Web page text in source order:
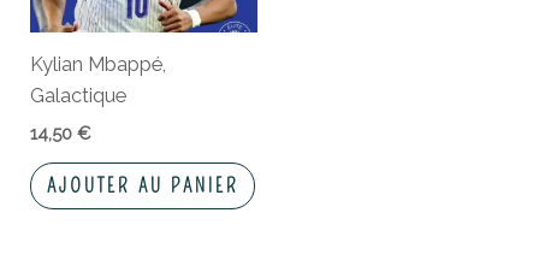
Kylian Mbappé,
Galactique
14,50€
AJOUTER AU PANIER